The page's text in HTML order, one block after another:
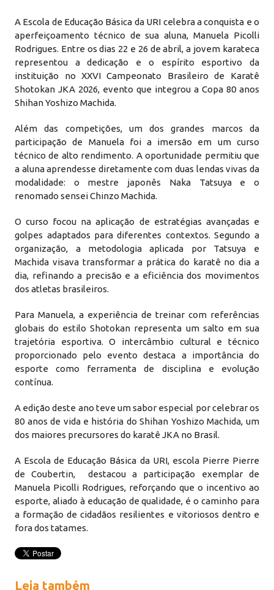
A Escola de Educação Básica da URI celebra a conquista e o
aperfeiçoamento técnico de sua aluna, Manuela Picolli
Rodrigues. Entre os dias 22 e 26 de abril, a jovem karateca
representou a dedicação e o espírito esportivo da
instituição no XXVI Campeonato Brasileiro de Karatê
Shotokan JKA 2026, evento que integrou a Copa 80 anos
Shihan Yoshizo Machida.
Além das competições, um dos grandes marcos da
participação de Manuela foi a imersão em um curso
técnico de alto rendimento. A oportunidade permitiu que
a aluna aprendesse diretamente com duas lendas vivas da
modalidade: o mestre japonês Naka Tatsuya e o
renomado sensei Chinzo Machida.
O curso focou na aplicação de estratégias avançadas e
golpes adaptados para diferentes contextos. Segundo a
organização, a metodologia aplicada por Tatsuya e
Machida visava transformar a prática do karatê no dia a
dia, refinando a precisão e a eficiência dos movimentos
dos atletas brasileiros.
Para Manuela, a experiência de treinar com referências
globais do estilo Shotokan representa um salto em sua
trajetória esportiva. O intercâmbio cultural e técnico
proporcionado pelo evento destaca a importância do
esporte como ferramenta de disciplina e evolução
contínua.
A edição deste ano teve um sabor especial por celebrar os
80 anos de vida e história do Shihan Yoshizo Machida, um
dos maiores precursores do karatê JKA no Brasil.
A Escola de Educação Básica da URI, escola Pierre Pierre
de Coubertin, destacou a participação exemplar de
Manuela Picolli Rodrigues, reforçando que o incentivo ao
esporte, aliado à educação de qualidade, é o caminho para
a formação de cidadãos resilientes e vitoriosos dentro e
fora dos tatames.
Leia também